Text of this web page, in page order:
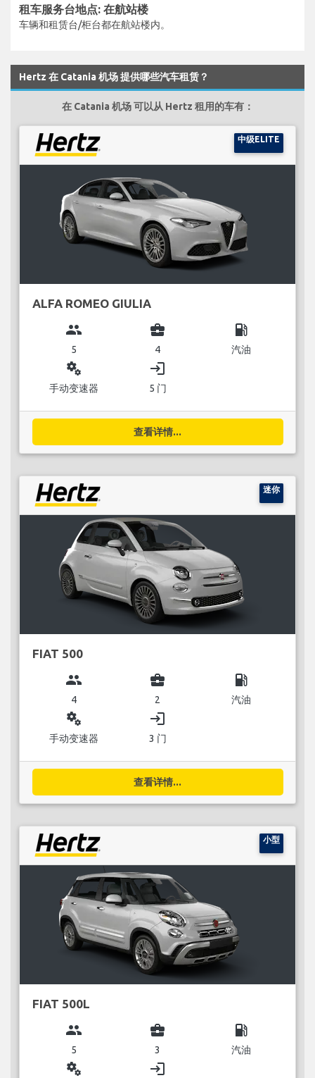
租车服务台地点: 在航站楼
车辆和租赁台/柜台都在航站楼内。
Hertz 在 Catania 机场 提供哪些汽车租赁？
在 Catania 机场 可以从 Hertz 租用的车有：
中级ELITE
ALFA ROMEO GIULIA
group
5
business_center
4
local_gas_station
汽油
miscellaneous_services
手动变速器
login
5 门
查看详情...
迷你
FIAT 500
group
4
business_center
2
local_gas_station
汽油
miscellaneous_services
手动变速器
login
3 门
查看详情...
小型
FIAT 500L
group
5
business_center
3
local_gas_station
汽油
miscellaneous_services login